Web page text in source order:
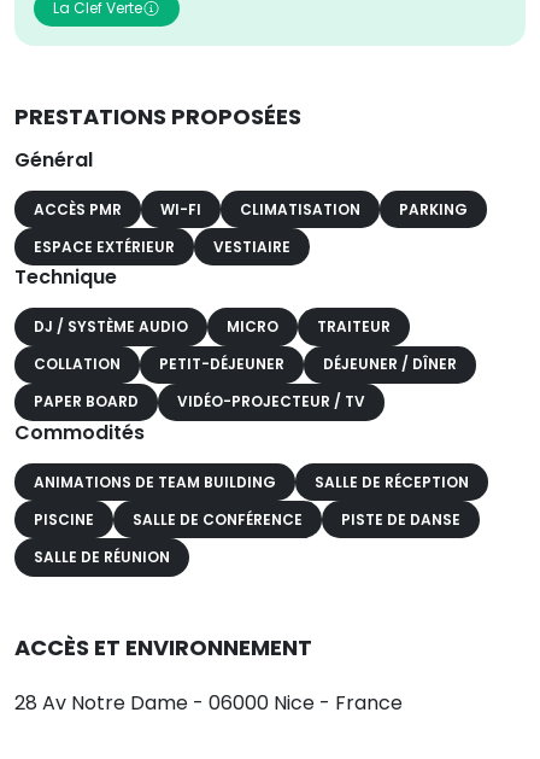
La Clef Verte
PRESTATIONS PROPOSÉES
Général
ACCÈS PMR WI-FI CLIMATISATION
PARKING
ESPACE EXTÉRIEUR
VESTIAIRE
Technique
DJ / SYSTÈME AUDIO MICRO
TRAITEUR
COLLATION
PETIT-DÉJEUNER
DÉJEUNER / DÎNER
PAPER BOARD
VIDÉO-PROJECTEUR / TV
Commodités
ANIMATIONS DE TEAM BUILDING
SALLE DE RÉCEPTION
PISCINE
SALLE DE CONFÉRENCE
PISTE DE DANSE
SALLE DE RÉUNION
ACCÈS ET ENVIRONNEMENT
28 Av Notre Dame - 06000 Nice - France